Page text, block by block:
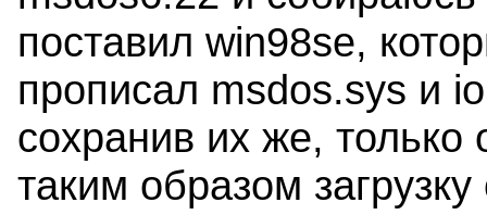
поставил win98se,
прописал msdos.sys и
сохранив их же, только
таким образом